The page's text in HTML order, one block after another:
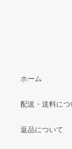
ホーム
配送・送料につ
返品について